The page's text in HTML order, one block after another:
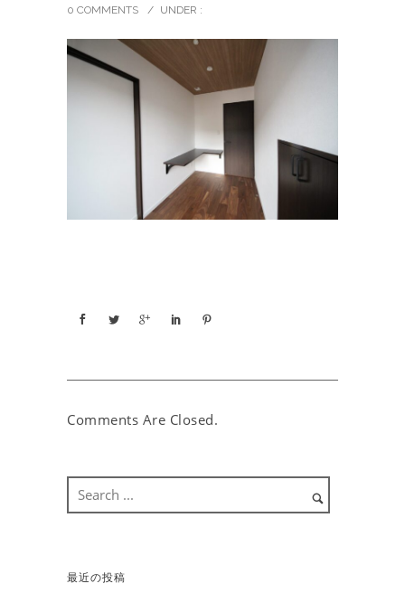
0 COMMENTS
/ UNDER :
Comments Are Closed.
最近の投稿